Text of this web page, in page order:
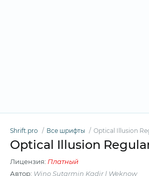
Shrift.pro Все шрифты Optical Illusion
Optical Illusion
Лицензия: Платный
Автор: Wino Sutarmin Kadir | Weknow